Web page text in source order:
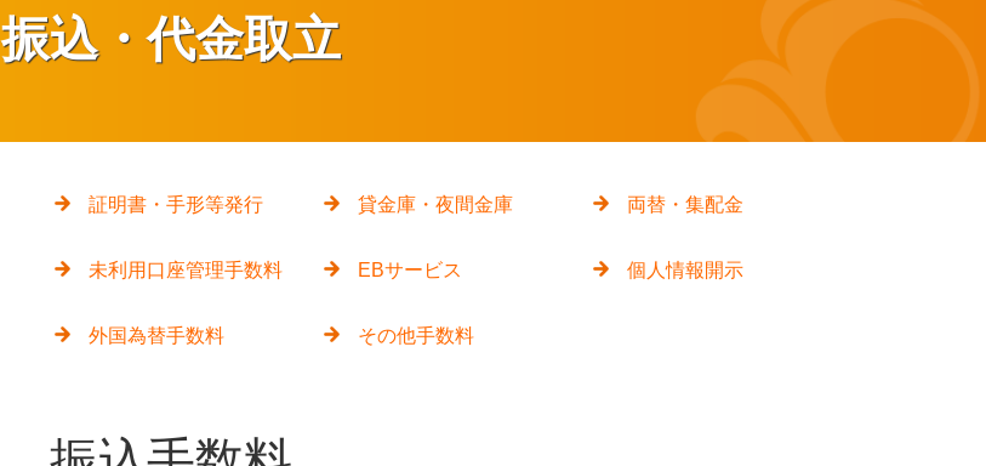
振込・代金取立
証明書・手形等発行 貸金庫・夜間金庫 両替・集配金
未利用口座管理手数料 EBサービス 個人情報開示
外国為替手数料 その他手数料